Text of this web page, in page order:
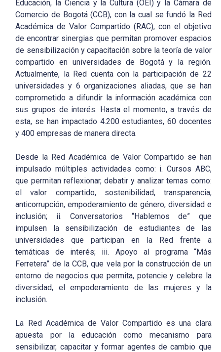
Educación, la Ciencia y la Cultura (OEI) y la Cámara de
Comercio de Bogotá (CCB), con la cual se fundó la Red
Académica de Valor Compartido (RAC), con el objetivo
de encontrar sinergias que permitan promover espacios
de sensibilización y capacitación sobre la teoría de valor
compartido en universidades de Bogotá y la región.
Actualmente, la Red cuenta con la participación de 22
universidades y 6 organizaciones aliadas, que se han
comprometido a difundir la información académica con
sus grupos de interés. Hasta el momento, a través de
esta, se han impactado 4.200 estudiantes, 60 docentes
y 400 empresas de manera directa.
Desde la Red Académica de Valor Compartido se han
impulsado múltiples actividades como: i. Cursos ABC,
que permitan reflexionar, debatir y analizar temas como:
el valor compartido, sostenibilidad, transparencia,
anticorrupción, empoderamiento de género, diversidad e
inclusión; ii. Conversatorios “Hablemos de” que
impulsen la sensibilización de estudiantes de las
universidades que participan en la Red frente a
temáticas de interés; iii. Apoyo al programa “Más
Ferretera” de la CCB, que vela por la construcción de un
entorno de negocios que permita, potencie y celebre la
diversidad, el empoderamiento de las mujeres y la
inclusión.
La Red Académica de Valor Compartido es una clara
apuesta por la educación como mecanismo para
sensibilizar, capacitar y formar agentes de cambio que